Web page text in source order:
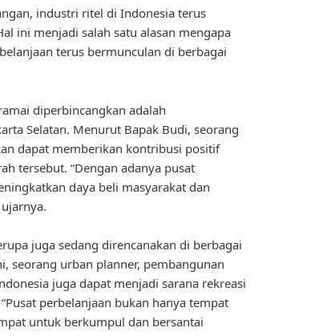
industri ritel di Indonesia terus
ini menjadi salah satu alasan mengapa
terus bermunculan di berbagai
diperbincangkan adalah
Selatan. Menurut Bapak Budi, seorang
dapat memberikan kontribusi positif
tersebut. “Dengan adanya pusat
daya beli masyarakat dan
juga sedang direncanakan di berbagai
seorang urban planner, pembangunan
juga dapat menjadi sarana rekreasi
perbelanjaan bukan hanya tempat
untuk berkumpul dan bersantai